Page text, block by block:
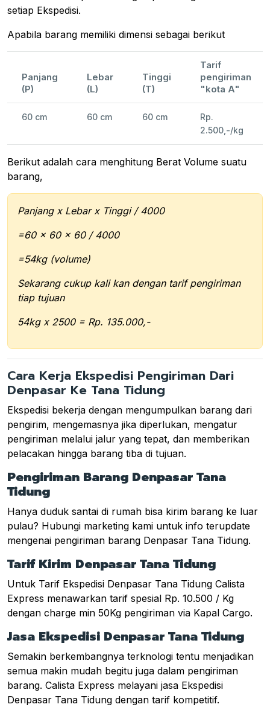
setiap Ekspedisi.
Apabila barang memiliki dimensi sebagai berikut
Panjang
(P)
Lebar
(L)
Tinggi
(T)
Tarif
pengiriman
"kota A"
60 cm 60 cm 60 cm
Rp.
2.500,-/kg
Berikut adalah cara menghitung Berat Volume suatu
barang,
Panjang x Lebar x Tinggi / 4000
=60 x 60 x 60 / 4000
=54kg (volume)
Sekarang cukup kali kan dengan tarif pengiriman
tiap tujuan
54kg x 2500 = Rp. 135.000,-
Cara Kerja Ekspedisi Pengiriman Dari
Denpasar Ke Tana Tidung
Ekspedisi bekerja dengan mengumpulkan barang dari
pengirim, mengemasnya jika diperlukan, mengatur
pengiriman melalui jalur yang tepat, dan memberikan
pelacakan hingga barang tiba di tujuan.
Pengiriman Barang Denpasar Tana
Tidung
Hanya duduk santai di rumah bisa kirim barang ke luar
pulau? Hubungi marketing kami untuk info terupdate
mengenai pengiriman barang Denpasar Tana Tidung.
Tarif Kirim Denpasar Tana Tidung
Untuk Tarif Ekspedisi Denpasar Tana Tidung Calista
Express menawarkan tarif spesial Rp. 10.500 / Kg
dengan charge min 50Kg pengiriman via Kapal Cargo.
Jasa Ekspedisi Denpasar Tana Tidung
Semakin berkembangnya terknologi tentu menjadikan
semua makin mudah begitu juga dalam pengiriman
barang. Calista Express melayani jasa Ekspedisi
Denpasar Tana Tidung dengan tarif kompetitif.